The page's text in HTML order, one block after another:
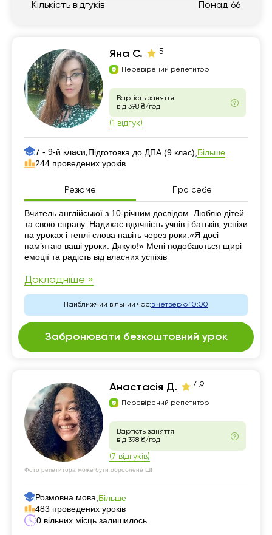
Кількість відгуків
Понад 66
Яна С. 5
Перевірений репетитор
Вартість заняття
від 398 ₴/год
(1 відгук)
7 - 9-й класи, Підготовка до ДПА (9 клас), Більше
244 проведених уроків
Резюме Про себе
Резюме
Вчитель англійської з 10-річним досвідом. Люблю дітей
та свою справу. Надихає вдячність учнів і батьків, успіхи
на уроках і теплі слова навіть через роки:«Я досі
пам’ятаю ваші уроки. Дякую!» Мені подобаються щирі
емоції та радість від власних успіхів
Докладніше »
Найближчий вільний час:в четвер о 10:00
Забронювати безкоштовний урок
Анастасія Д. 4.9
Перевірений репетитор
Вартість заняття
від 398 ₴/год
(7 відгуків)
Фото репетитора може бути оброблене ШІ
Розмовна мова, Більше
483 проведених уроків
0 вільних місць залишилось